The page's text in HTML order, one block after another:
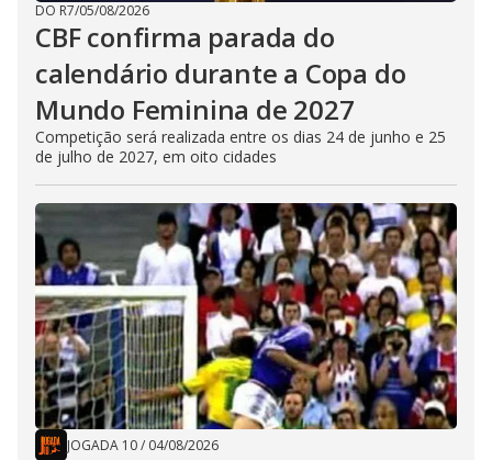
DO R7/05/08/2026
CBF confirma parada do
calendário durante a Copa do
Mundo Feminina de 2027
Competição será realizada entre os dias 24 de junho e 25
de julho de 2027, em oito cidades
JOGADA 10/ 04/08/2026